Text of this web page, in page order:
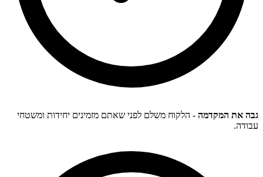
גבה את המקדמה - הלקוח משלם לפני שאתם מזמינים יחידות ומשטחי
עבודה.